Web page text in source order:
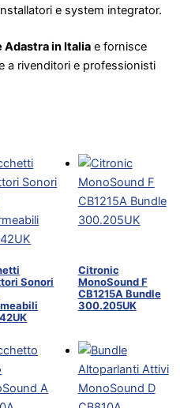
e system integrator.
Adastra in Italia e fornisce
a rivenditori e professionisti
Sonori
Citronic
MonoSound F
CB1215A Bundle
300.205UK